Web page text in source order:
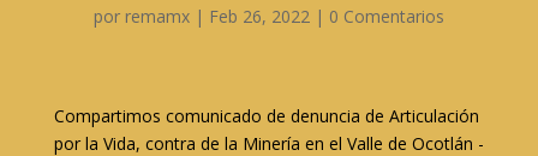
por remamx| Feb 26, 2022 | 0 Comentarios
Compartimos comunicado de denuncia de Articulación
por la Vida, contra de la Minería en el Valle de Ocotlán -